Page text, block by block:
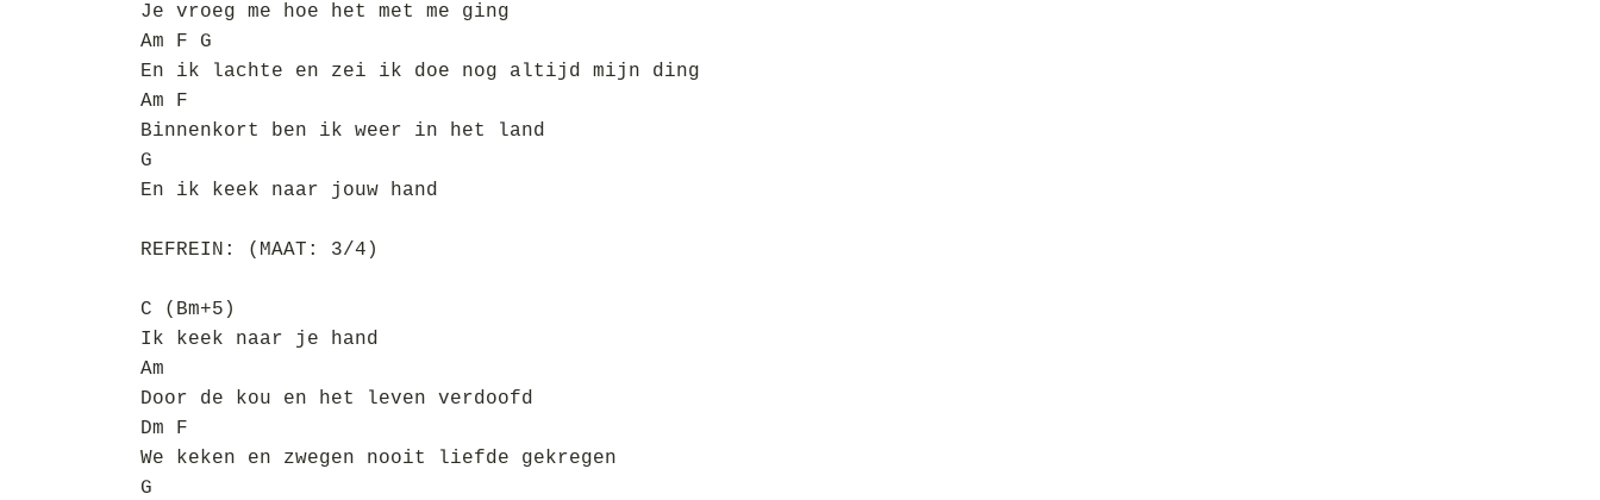
Je vroeg me hoe het met me ging
Am F G
En ik lachte en zei ik doe nog altijd mijn ding
Am F
Binnenkort ben ik weer in het land
G
En ik keek naar jouw hand
REFREIN: (MAAT: 3/4)
C (Bm+5)
Ik keek naar je hand
Am
Door de kou en het leven verdoofd
Dm F
We keken en zwegen nooit liefde gekregen
G